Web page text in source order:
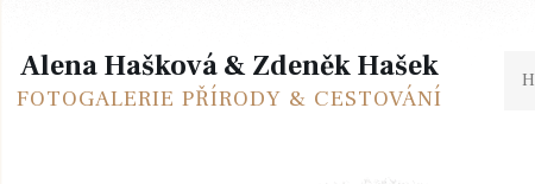
Alena Hašková & Zdeněk Hašek
FOTOGALERIE PŘÍRODY & CESTOVÁNÍ